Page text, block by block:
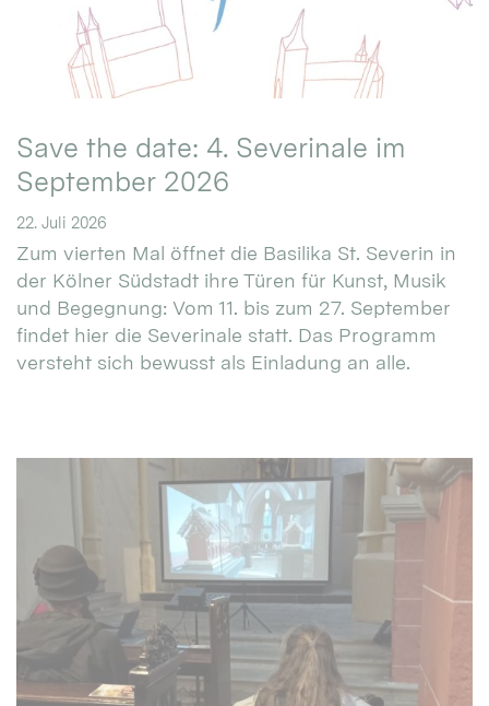
Save the date: 4. Severinale im
September 2026
22. Juli 2026
Zum vierten Mal öffnet die Basilika St. Severin in
der Kölner Südstadt ihre Türen für Kunst, Musik
und Begegnung: Vom 11. bis zum 27. September
findet hier die Severinale statt. Das Programm
versteht sich bewusst als Einladung an alle.